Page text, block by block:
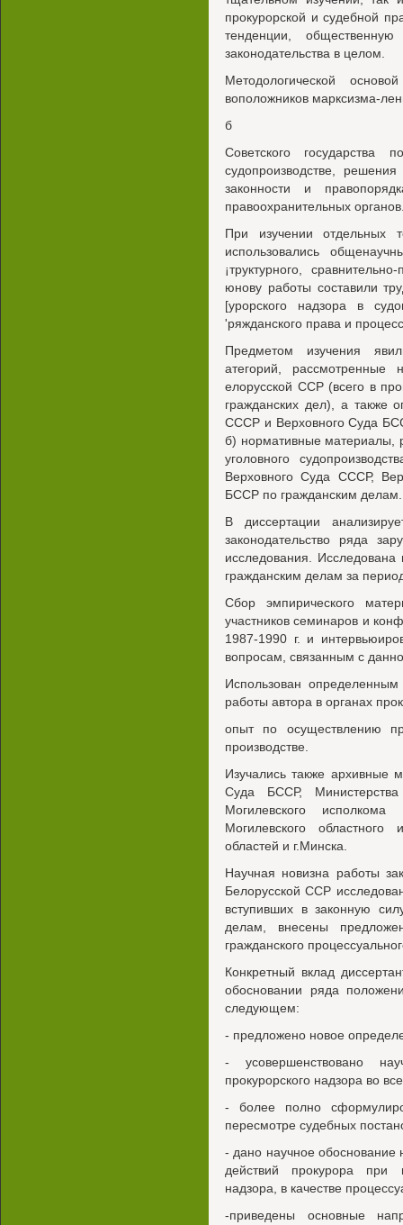
прокурорской и судебной
тенденции,
законодательства в целом.
Методологической
воположников марксизма-
б
Советского государства
судопроизводстве,
законности и
правоохранительных
При изучении отдельных
использовались
¡труктурного,
юнову работы составили
[урорского надзора в
'ряжданского права и
Предметом изучения
атегорий, рассмотренные
елорусской ССР (всего в
гражданских дел), а также
СССР и Верховного Суда
б) нормативные материалы,
уголовного
Верховного Суда СССР,
БССР по гражданским делам.
В диссертации
законодательство ряда
исследования. Исследована
гражданским делам за
Сбор эмпирического
участников семинаров и
1987-1990 г. и
вопросам, связанным с
Использован
работы автора в органах
опыт по осуществлению
производстве.
Изучались также архивные
Суда БССР,
Могилевского
Могилевского
областей и г.Минска.
Научная новизна работы
Белорусской ССР
вступивших в законную
делам, внесены
гражданского
Конкретный вклад
обосновании ряда
следующем:
- предложено новое
- усовершенствовано
прокурорского надзора во
- более полно
пересмотре судебных
- дано научное обоснование
действий прокурора при
надзора, в качестве
-приведены основные